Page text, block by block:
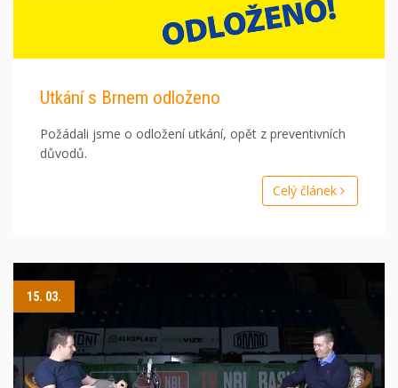
Utkání s Brnem odloženo
Požádali jsme o odložení utkání, opět z preventivních
důvodů.
Celý článek
15. 03.